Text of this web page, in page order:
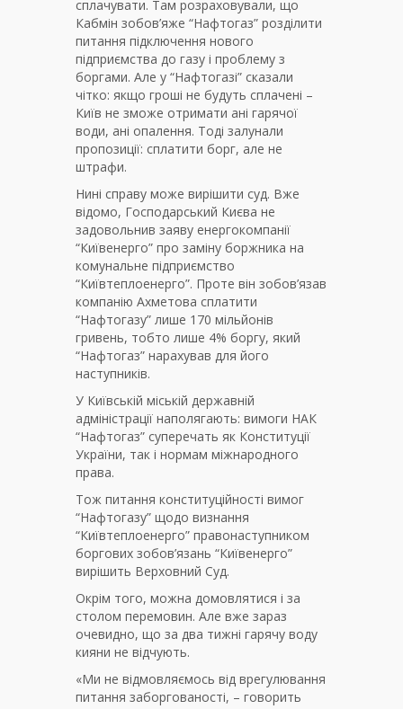
сплачувати. Там розраховували, що
Кабмін зобов’яже “Нафтогаз” розділити
питання підключення нового
підприємства до газу і проблему з
боргами. Але у “Нафтогазі” сказали
чітко: якщо гроші не будуть сплачені –
Київ не зможе отримати ані гарячої
води, ані опалення. Тоді залунали
пропозиції: сплатити борг, але не
штрафи.
Нині справу може вирішити суд. Вже
відомо, Господарський Києва не
задовольнив заяву енергокомпанії
“Київенерго” про заміну боржника на
комунальне підприємство
“Київтеплоенерго”. Проте він зобов’язав
компанію Ахметова сплатити
“Нафтогазу” лише 170 мільйонів
гривень, тобто лише 4% боргу, який
“Нафтогаз” нарахував для його
наступників.
У Київській міській державній
адміністрації наполягають: вимоги НАК
“Нафтогаз” суперечать як Конституції
України, так і нормам міжнародного
права.
Тож питання конституційності вимог
“Нафтогазу” щодо визнання
“Київтеплоенерго” правонаступником
боргових зобов’язань “Київенерго”
вирішить Верховний Суд.
Окрім того, можна домовлятися і за
столом перемовин. Але вже зараз
очевидно, що за два тижні гарячу воду
кияни не відчують.
«Ми не відмовляємось від врегулювання
питання заборгованості, – говорить